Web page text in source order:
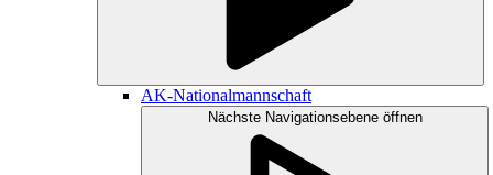
AK-Nationalmannschaft
Nächste Navigationsebene öffnen